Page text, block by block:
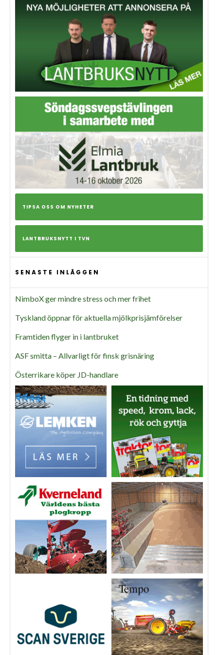
TIPSA OSS OM NYHETER
LANTBRUKSNYTT I TVN
SENASTE INLÄGGEN
NimboX ger mindre stress och mer frihet
Tyskland öppnar för aktuella mjölkprisjämförelser
Framtiden flyger in i lantbruket
ASF smitta – Allvarligt för finsk grisnäring
Österrikare köper JD-handlare